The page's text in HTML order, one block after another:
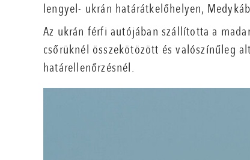
lengyel- ukrán határátkelőhelyen,
Az ukrán férfi autójában szállította a
csőrüknél összekötözött és valószínűleg
határellenőrzésnél.